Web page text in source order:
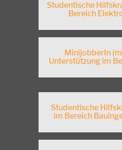
Studentische
Bereich
MinijobberIn
Unterstützung im
Studentische
im Bereich